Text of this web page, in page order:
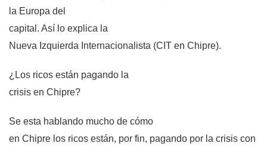
la Europa del
capital. Así lo explica la
Nueva Izquierda Internacionalista (CIT en Chipre).
¿Los ricos están pagando la
crisis en Chipre?
Se esta hablando mucho de cómo
en Chipre los ricos están, por fin, pagando por la crisis con